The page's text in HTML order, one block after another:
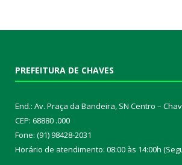
PREFEITURA DE CHAVES
End.: Av. Praça da Bandeira, SN Centro –
CEP: 68880 .000
Fone: (91) 98428-2031
Horário de atendimento: 08:00 às 14:00h